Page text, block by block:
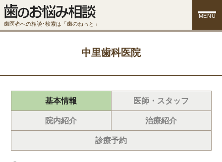
歯医者への相談･検索は「歯のねっと」
MENU
中里歯科医院
基本情報 医師・スタッフ
院内紹介 治療紹介
診療予約